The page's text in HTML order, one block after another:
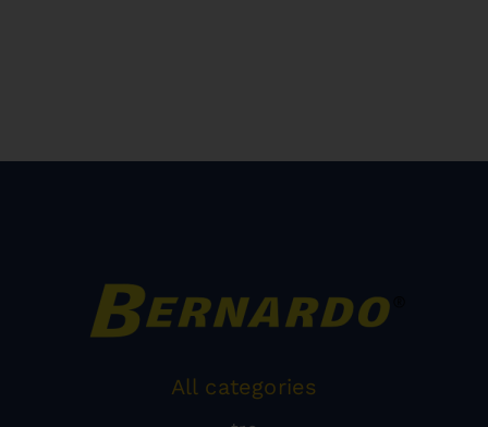
All categories